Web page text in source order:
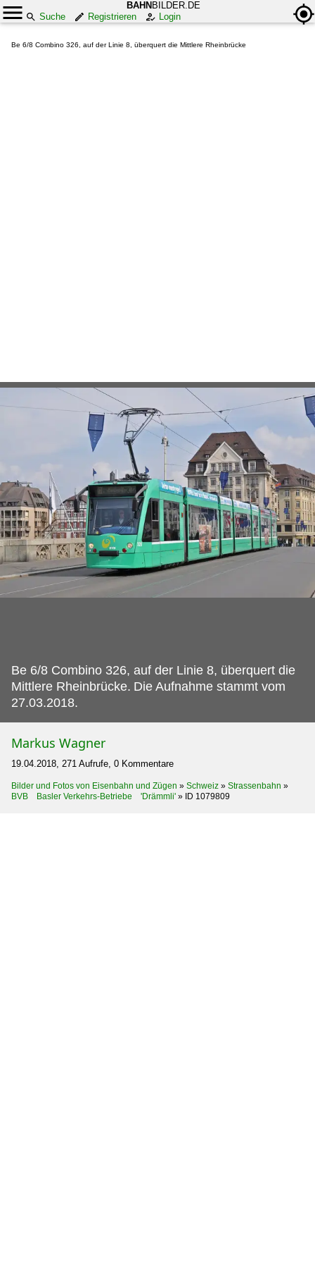
BAHN BILDER.DE
Suche
Registrieren Login
Be 6/8 Combino 326, auf der Linie 8, überquert die Mittlere Rheinbrücke
Be 6/8 Combino 326, auf der Linie 8, überquert die
Mittlere Rheinbrücke. Die Aufnahme stammt vom
27.03.2018.
Markus Wagner
19.04.2018, 271 Aufrufe, 0 Kommentare
Bilder und Fotos von Eisenbahn und Zügen » Schweiz » Strassenbahn »
BVB Basler Verkehrs-Betriebe 'Drämmli' » ID 1079809